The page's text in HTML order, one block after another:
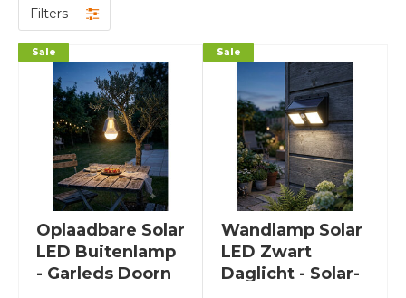
Filters
Oplaadbare Solar
LED Buitenlamp
- Garleds Doorn
Sale
Wandlamp Solar
LED Zwart
Daglicht - Solar-
Sale